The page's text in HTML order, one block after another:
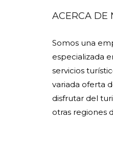
ACERCA DE
Somos una
especializada
servicios
variada oferta
disfrutar del
otras regiones